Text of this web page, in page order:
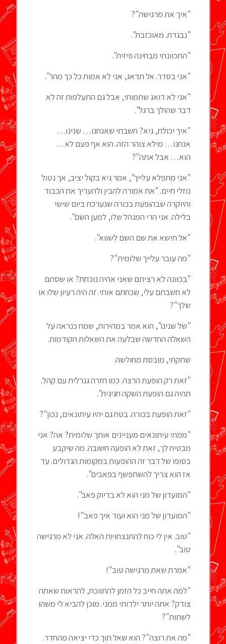
"איך את מרגישה"?
"נבגדת. מאוכזבת".
"התכוונתי מבחינה פיזית".
"אני בסדר. אל תדאג, אני לא אמות כל כך מהר".
"אני לא דואג שתמותי, אבל גם התעלפות זה לא
דבר שהולך ברגל".
"איך יכולת, גיא? חשבתי שאנחנו… שנינו…
אנחנו… מילא צוהר הזה. הוא אף פעם לא…
הוא… אבל אתה"?
"אני מתפלא עלייך", אמר גיא בקול יציב, אך נטול
נוזלי חיים. "את אמורה להבין ולהעריך את הכבוד
והיוקרה שבהופעת בכורה שנערכת ביום שישי
בלילה. אני הרי המנהל שלו, למען השם".
"אל תישא את שם השם לשווא".
"מה עובר עלייך שלומית"?
"בכוונה לא רציתם שאני אהיה נוכחת? או שסתם
לא חשבתם עלי, שכחתם אותי. זה היה רעיון שלו או
שלך"?
"של שנינו", הוא אמר במהירות, שמח כנראה על
השאלה החדשה שבלעה את השאלות הקודמות.
שתקתי, מובסת מחולשה.
"זאת רק הופעת הרצה. כמו חזרה גנרלית עם קהל.
תהיה גם הופעת השקה חגיגית".
"זאת הופעת בכורה. בטח גם יהיו עיתונאים, נכון"?
"ממתי עיתונאים מעניינים אותך שלומית? אה? אני
מבטיח לך, זאת לא הופעה חשובה. מה שיקבע
בסופו של דבר זה ההופעות במקומות הגדולים. עד
אז הוא צריך להשתפשף בפאבים".
"המועדון של מני הוא לא בדיוק פאב".
"המועדון של מני הוא ועוד איך פאב"!
"טוב. אין לי כוח להתנצחויות האלה. אני לא מרגישה
טוב".
"אמרת שאת מרגישה טוב"!
"למה אתה חייב כל הזמן להתווכח, להראות שאתה
צודק? אתה יותר ילדותי ממני. מוכן להביא לי משהו
לשתות"?
"מה את רוצה"? הוא שאל תוך כדי יציאה מהחדר.